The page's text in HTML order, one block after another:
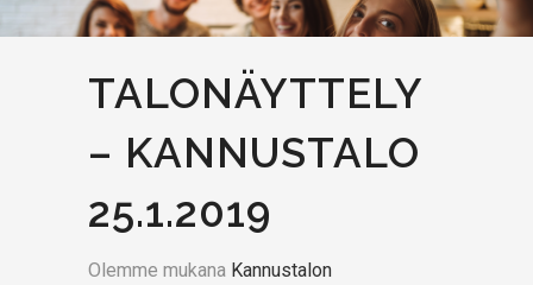
TALONÄYTTELY
– KANNUSTALO
25.1.2019
Olemme mukana Kannustalon